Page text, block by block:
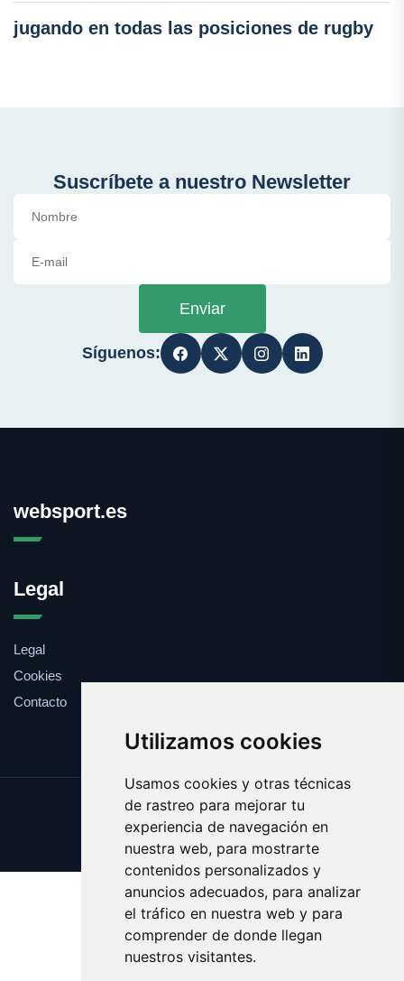
Utilizamos cookies
Usamos cookies y otras técnicas
de rastreo para mejorar tu
experiencia de navegación en
nuestra web, para mostrarte
contenidos personalizados y
anuncios adecuados, para analizar
el tráfico en nuestra web y para
comprender de donde llegan
nuestros visitantes.
jugando en todas las posiciones de rugby
Suscríbete a nuestro Newsletter
Enviar
Síguenos:
websport.es
Legal
Legal
Cookies
Contacto
Update cookies preferences
Copyright © 2025 websport.es